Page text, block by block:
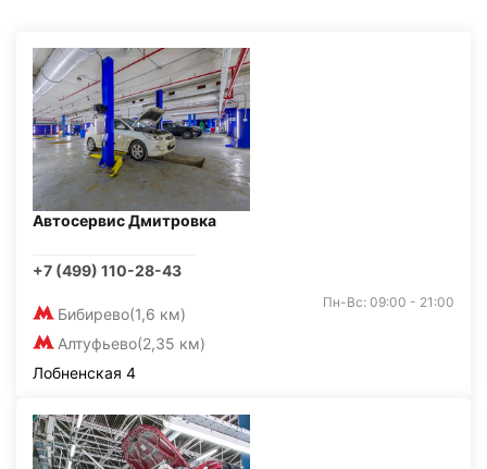
Автосервис Дмитровка
+7 (499) 110-28-43
Бибирево(1,6 км)
Алтуфьево(2,35 км)
Пн-Вс: 09:00 - 21:00
Лобненская 4